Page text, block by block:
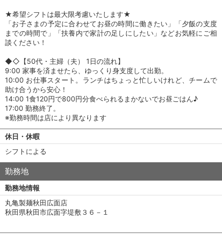
★希望シフトは最大限考慮いたします★
「お子さまの予定に合わせてお昼の時間に働きたい」「夕飯の支度
までの時間で」「扶養内で家計の足しにしたい」などお気軽にご相
談ください！
◆◇【50代・主婦（夫） 1日の流れ】
9:00 家事を済ませたら、ゆっくり身支度して出勤。
10:00 お仕事スタート。ランチはちょっと忙しいけれど、チームで
助け合うから安心！
14:00 1食120円で800円分食べられるまかないでお昼ごはん♪
17:00 勤務終了。
※勤務時間は店により異なります
休日・休暇
シフトによる
勤務地
勤務地情報
丸亀製麺秋田広面店
秋田県秋田市広面字堤敷３６－１